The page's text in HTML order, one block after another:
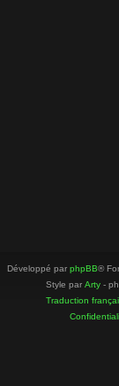
Développé par phpBB®
Style par Arty -
Traduction